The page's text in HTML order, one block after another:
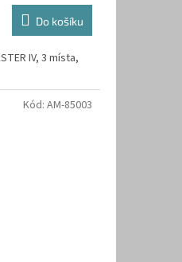
Do košíku
IV, 3 místa,
Kód: AM-85003